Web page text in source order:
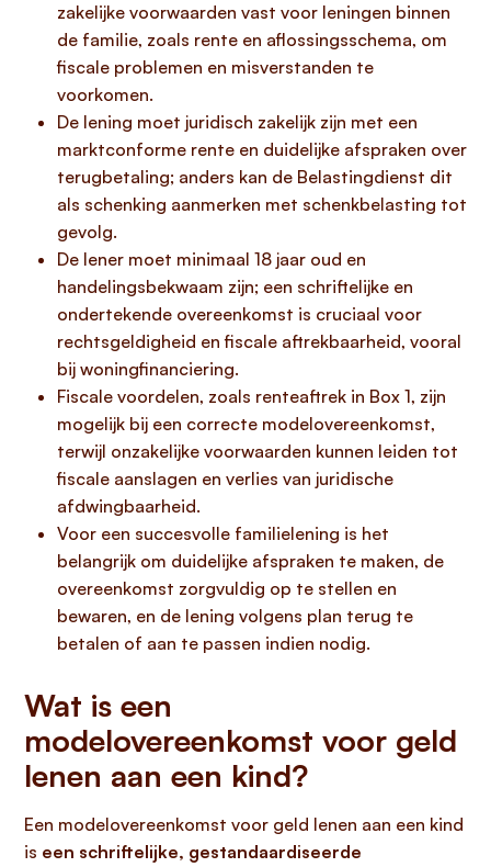
zakelijke voorwaarden vast voor leningen binnen
de familie, zoals rente en aflossingsschema, om
fiscale problemen en misverstanden te
voorkomen.
De lening moet juridisch zakelijk zijn met een
marktconforme rente en duidelijke afspraken over
terugbetaling; anders kan de Belastingdienst dit
als schenking aanmerken met schenkbelasting tot
gevolg.
De lener moet minimaal 18 jaar oud en
handelingsbekwaam zijn; een schriftelijke en
ondertekende overeenkomst is cruciaal voor
rechtsgeldigheid en fiscale aftrekbaarheid, vooral
bij woningfinanciering.
Fiscale voordelen, zoals renteaftrek in Box 1, zijn
mogelijk bij een correcte modelovereenkomst,
terwijl onzakelijke voorwaarden kunnen leiden tot
fiscale aanslagen en verlies van juridische
afdwingbaarheid.
Voor een succesvolle familielening is het
belangrijk om duidelijke afspraken te maken, de
overeenkomst zorgvuldig op te stellen en
bewaren, en de lening volgens plan terug te
betalen of aan te passen indien nodig.
Wat is een
modelovereenkomst voor geld
lenen aan een kind?
Een modelovereenkomst voor geld lenen aan een kind
is een schriftelijke, gestandaardiseerde